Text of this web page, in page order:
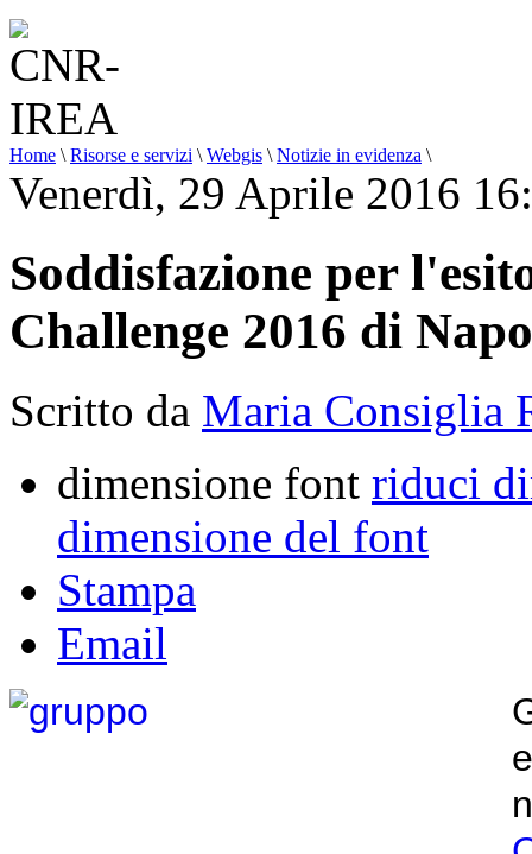
Home \ Risorse e servizi \ Webgis \ Notizie in evidenza \
Venerdì, 29 Aprile 2016
Soddisfazione per
Challenge 2016 di
Scritto da Maria Consiglia
dimensione font riduci
dimensione del font
Stampa
Email